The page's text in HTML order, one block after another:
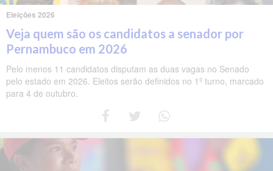
Eleições 2026
Veja quem são os candidatos a senador por
Pernambuco em 2026
Pelo menos 11 candidatos disputam as duas vagas no Senado
pelo estado em 2026. Eleitos serão definidos no 1º turno, marcado
para 4 de outubro.